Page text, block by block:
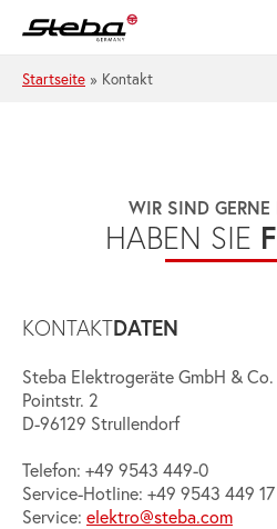
Zum Hauptinhalt springen
Startseite » Kontakt
WIR SIND GERNE
HABEN SIE
KONTAKTDATEN
Steba Elektrogeräte GmbH & Co.
Pointstr. 2
D-96129 Strullendorf
Telefon: +49 9543 449-0
Service-Hotline: +49 9543 449 17
Service: elektro@steba.com